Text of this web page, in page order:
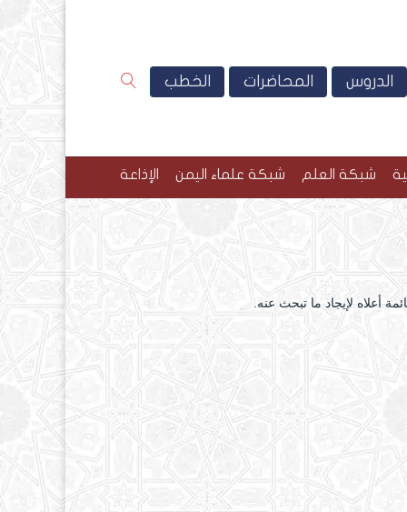
الدروس المحاضرات الخطب
شبكة العلم شبكة علماء اليمن الإذاعة
أعلاه لإيجاد ما تبحث عنه.